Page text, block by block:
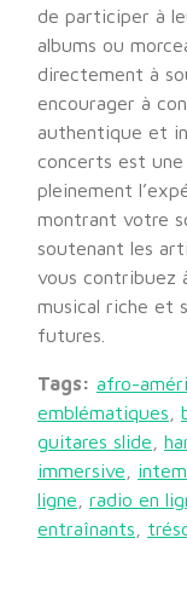
de participer à
albums ou
directement à
encourager à
authentique et
concerts est
pleinement
montrant votre
soutenant les
vous contribuez
musical riche et
futures.
Tags: afro-
emblématiques
guitares slide
immersive
ligne
radio en
entraînants